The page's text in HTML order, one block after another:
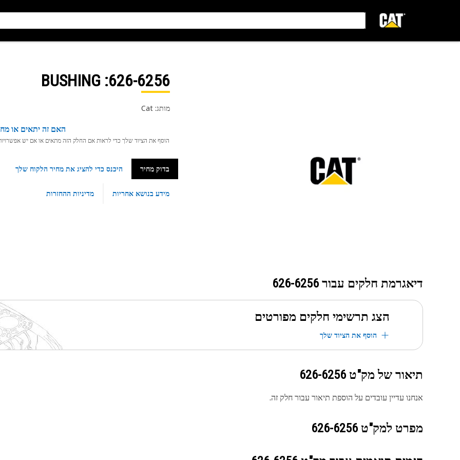
626-6256
: BUSHING
מותג: Cat
האם זה יתאים או
הוסף את הציוד שלך כדי לראות אם החלק הזה מתאים או אם יש אפשרויות
בדוק מחיר היכנס כדי להציג את מחיר הלקוח שלך
מידע בנושא אחריות מדיניות ההחזרות
דיאגרמת חלקים עבור 626-6256
הצג תרשימי חלקים מפורטים
הוסף את הציוד שלך
תיאור של מק"ט 626-6256
אנחנו עדיין עובדים על הוספת תיאור עבור חלק זה.
מפרט למק"ט 626-6256